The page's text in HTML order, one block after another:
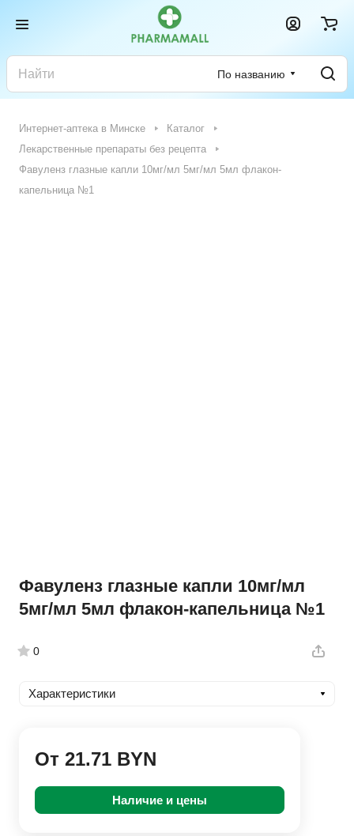
По названию
Интернет-аптека в Минске
Каталог
Лекарственные препараты без рецепта
Фавуленз глазные капли 10мг/мл 5мг/мл 5мл флакон-
капельница №1
Фавуленз глазные капли 10мг/мл
5мг/мл 5мл флакон-капельница №1
0
Характеристики
От 21.71 BYN
Наличие и цены